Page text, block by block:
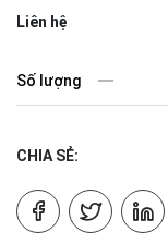
Liên hệ
Số lượng
CHIA SẺ: